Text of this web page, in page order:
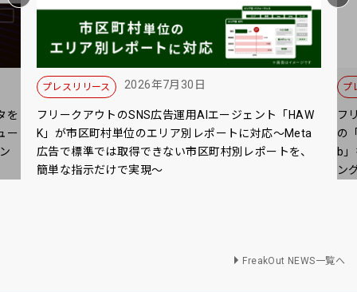
を
ー
プレスリリース 2026年7月30日
フリークアウトのSNS広告運用AIエージェント「HAW
K」が市区町村単位のエリア別レポートに対応～Meta
広告で標準では取得できない市区町村別レポートを、
簡単な指示だけで実現～
プ
フ
の
b
ン
FreakOut NEWS一覧へ